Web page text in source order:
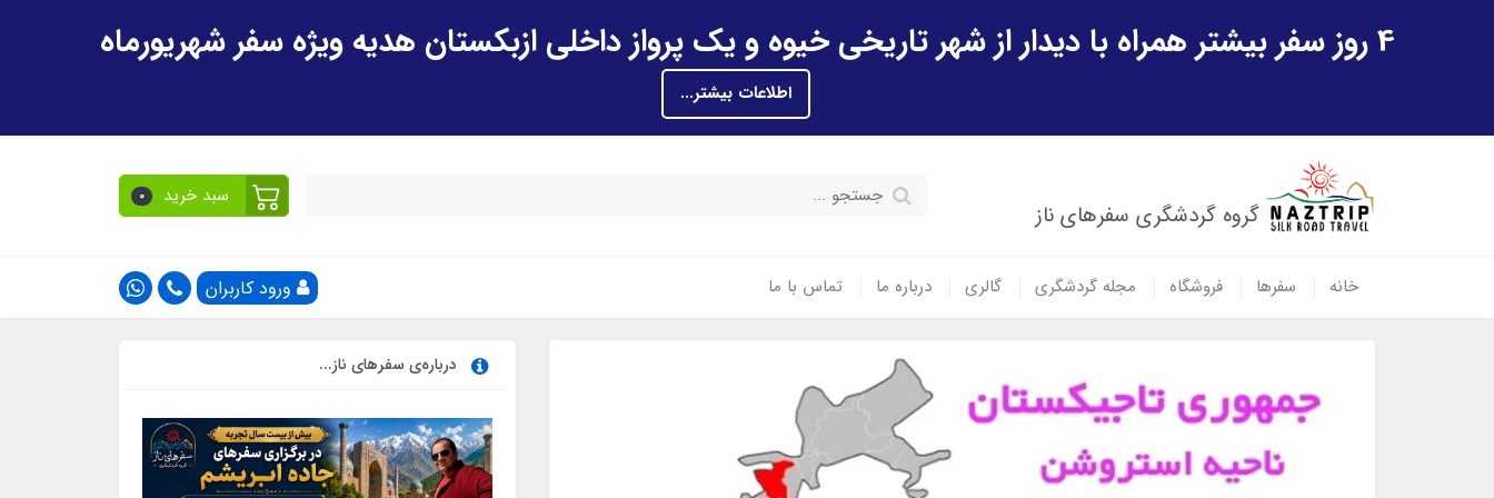
4 روز سفر بیشتر همراه با دیدار از شهر تاریخی خیوه و یک پرواز داخلی ازبکستان هدیه ویژه سفر شهریورماه
اطلاعات بیشتر...
گروه گردشگری سفرهای ناز
سبد خرید 0
خانه سفرها فروشگاه مجله گردشگری گالری درباره ما تماس با ما ورود کاربران
درباره‌ی سفرهای ناز...